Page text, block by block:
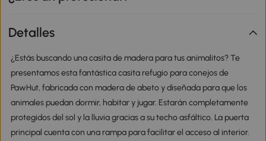
Detalles
¿Estás buscando una casita de madera para tus animalitos? Te
presentamos esta fantástica casita refugio para conejos de
PawHut, fabricada con madera de abeto y diseñada para que los
animales puedan dormir, habitar y jugar. Estarán completamente
protegidos del sol y la lluvia gracias a su techo asfáltico. La puerta
principal cuenta con una rampa para facilitar el acceso al interior.